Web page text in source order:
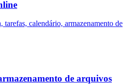
calendário, armazenamento de
de arquivos